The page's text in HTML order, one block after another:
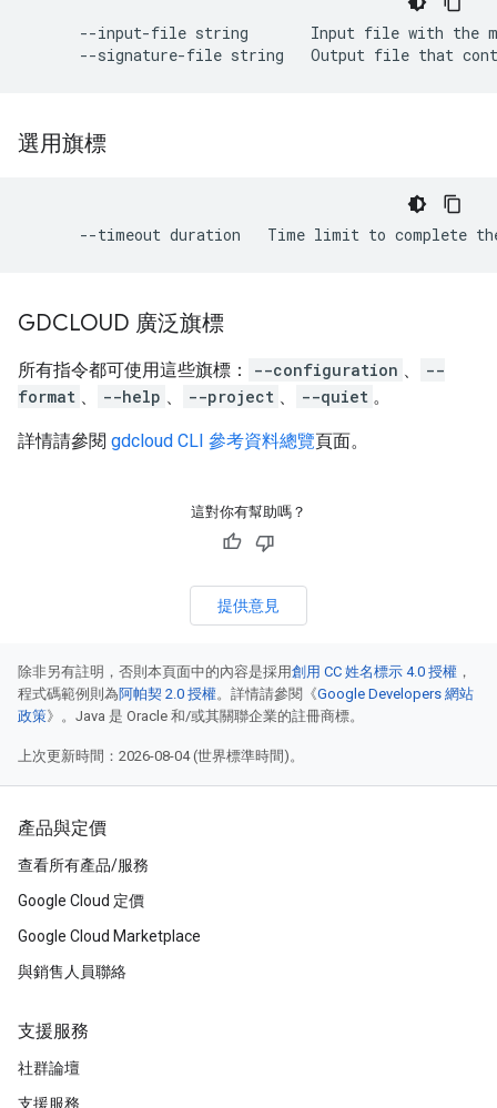
--input-file string       Input file with the
選用旗標
GDCLOUD 廣泛旗標
所有指令都可使用這些旗標： --configuration 、
--
format 、 --help 、 --project 、 --quiet 。
詳情請參閱 gdcloud CLI 參考資料總覽頁面。
這對你有幫助嗎？
提供意見
除非另有註明，否則本頁面中的內容是採用創用 CC 姓名標示 4.0 授權 ，
程式碼範例則為阿帕契 2.0 授權。詳情請參閱《Google Developers 網站
政策》。Java 是 Oracle 和/或其關聯企業的註冊商標。
上次更新時間：2026-08-04 (世界標準時間)。
產品與定價
查看所有產品/服務
Google Cloud 定價
Google Cloud Marketplace
與銷售人員聯絡
支援服務
社群論壇
支援服務